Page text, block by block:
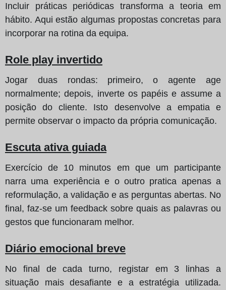
Incluir práticas periódicas transforma a teoria em
hábito. Aqui estão algumas propostas concretas para
incorporar na rotina da equipa.
Role play invertido
Jogar duas rondas: primeiro, o agente age
normalmente; depois, inverte os papéis e assume a
posição do cliente. Isto desenvolve a empatia e
permite observar o impacto da própria comunicação.
Escuta ativa guiada
Exercício de 10 minutos em que um participante
narra uma experiência e o outro pratica apenas a
reformulação, a validação e as perguntas abertas. No
final, faz-se um feedback sobre quais as palavras ou
gestos que funcionaram melhor.
Diário emocional breve
No final de cada turno, registar em 3 linhas a
situação mais desafiante e a estratégia utilizada.